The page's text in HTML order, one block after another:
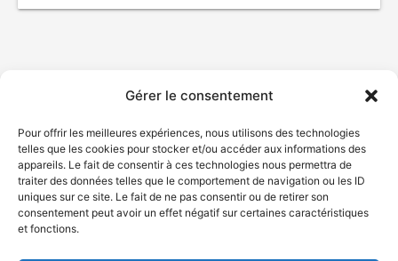
Gérer le consentement
Pour offrir les meilleures expériences, nous utilisons des technologies
telles que les cookies pour stocker et/ou accéder aux informations des
appareils. Le fait de consentir à ces technologies nous permettra de
traiter des données telles que le comportement de navigation ou les ID
uniques sur ce site. Le fait de ne pas consentir ou de retirer son
consentement peut avoir un effet négatif sur certaines caractéristiques
et fonctions.